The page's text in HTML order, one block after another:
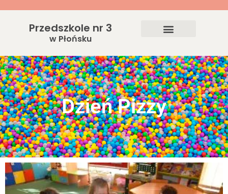
Przedszkole nr 3
w Płońsku
Dzień Pizzy